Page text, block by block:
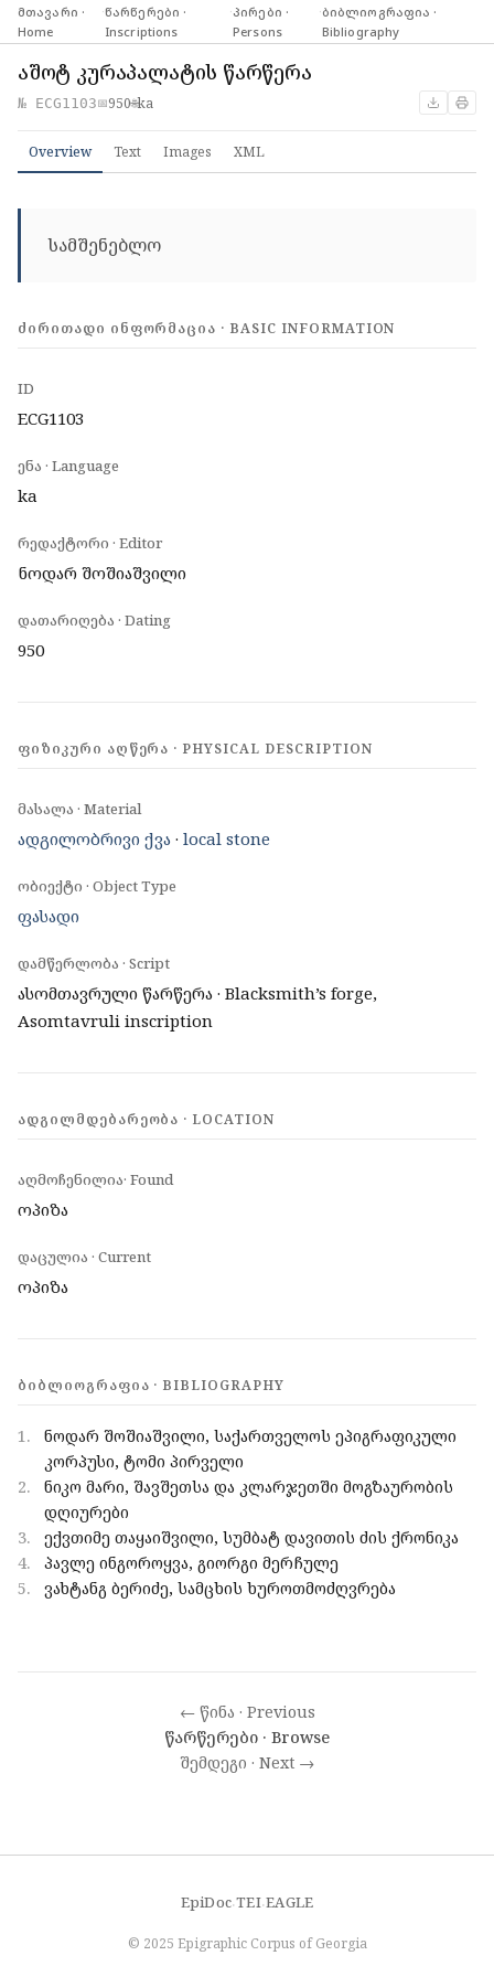
მთავარი ·
Home
·წარწერები ·
Inscriptions
·პირები ·
Persons
·ბიბლიოგრაფია ·
Bibliography
აშოტ კურაპალატის წარწერა
№ ECG1103📅950🌐ka
Overview Text Images XML
სამშენებლო
ᲫᲘᲠᲘᲗᲐᲓᲘ ᲘᲜᲤᲝᲠᲛᲐᲪᲘᲐ · BASIC INFORMATION
ID
ECG1103
ენა · Language
ka
რედაქტორი · Editor
ნოდარ შოშიაშვილი
დათარიღება · Dating
950
ᲤᲘᲖᲘᲙᲣᲠᲘ ᲐᲦᲬᲔᲠᲐ · PHYSICAL DESCRIPTION
მასალა · Material
ადგილობრივი ქვა · local stone
ობიექტი · Object Type
ფასადი
დამწერლობა · Script
ასომთავრული წარწერა · Blacksmith’s forge,
Asomtavruli inscription
ᲐᲓᲒᲘᲚᲛᲓᲔᲑᲐᲠᲔᲝᲑᲐ · LOCATION
აღმოჩენილია· Found
ოპიზა
დაცულია · Current
ოპიზა
ᲑᲘᲑᲚᲘᲝᲒᲠᲐᲤᲘᲐ · BIBLIOGRAPHY
1.
ნოდარ შოშიაშვილი, საქართველოს ეპიგრაფიკული
კორპუსი, ტომი პირველი
2.
ნიკო მარი, შავშეთსა და კლარჯეთში მოგზაურობის
დღიურები
3.
ექვთიმე თაყაიშვილი, სუმბატ დავითის ძის ქრონიკა
4.
პავლე ინგოროყვა, გიორგი მერჩულე
5.
ვახტანგ ბერიძე, სამცხის ხუროთმოძღვრება
← წინა · Previous
წარწერები · Browse
შემდეგი · Next →
EpiDoc·TEI·EAGLE
© 2025 Epigraphic Corpus of Georgia